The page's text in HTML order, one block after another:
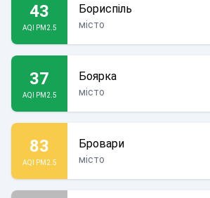
43
AQI PM2.5
Бориспіль
місто
37
AQI PM2.5
Боярка
місто
83
AQI PM2.5
Бровари
місто